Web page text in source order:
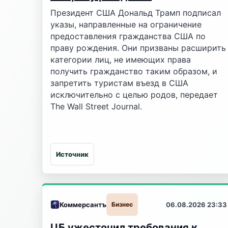
Президент США Дональд Трамп подписал
указы, направленные на ограничение
предоставления гражданства США по
праву рождения. Они призваны расширить
категории лиц, не имеющих права
получить гражданство таким образом, и
запретить туристам въезд в США
исключительно с целью родов, передает
The Wall Street Journal.
Источник
Коммерсантъ Бизнес 06.08.2026 23:33